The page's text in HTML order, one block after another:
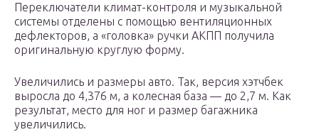
Переключатели климат-контроля и музыкальной
системы отделены с помощью вентиляционных
дефлекторов, а «головка» ручки АКПП получила
оригинальную круглую форму.
Увеличились и размеры авто. Так, версия хэтчбек
выросла до 4,376 м, а колесная база — до 2,7 м. Как
результат, место для ног и размер багажника
увеличились.